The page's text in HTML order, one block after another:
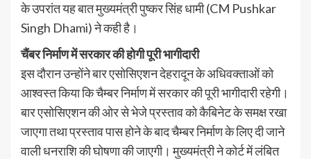
के उपरांत यह बात मुख्यमंत्री पुष्कर सिंह धामी (CM Pushkar
Singh Dhami) ने कही है।
चैंबर निर्माण में सरकार की होगी पूरी भागीदारी
इस दौरान उन्होंने बार एसोसिएशन देहरादून के अधिवक्ताओं को
आश्वस्त किया कि चैम्बर निर्माण में सरकार की पूरी भागीदारी रहेगी।
बार एसोसिएशन की ओर से भेजे प्रस्ताव को कैबिनेट के समक्ष रखा
जाएगा तथा प्रस्ताव पास होने के बाद चैम्बर निर्माण के लिए दी जाने
वाली धनराशि की घोषणा की जाएगी। मुख्यमंत्री ने कोर्ट में लंबित